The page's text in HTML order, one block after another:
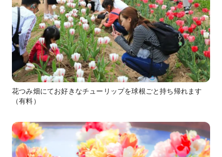
花つみ畑にてお好きなチューリップを球根ごと持ち帰れます
（有料）